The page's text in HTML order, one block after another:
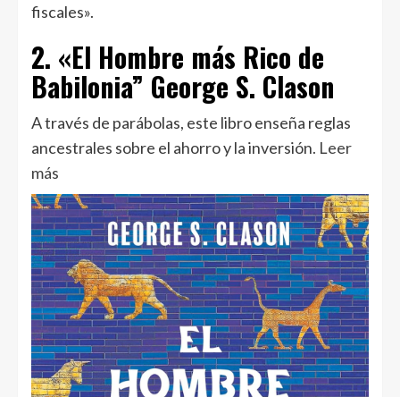
fiscales».
2. «El Hombre más Rico de
Babilonia” George S. Clason
A través de parábolas, este libro enseña reglas
ancestrales sobre el ahorro y la inversión. Leer
más